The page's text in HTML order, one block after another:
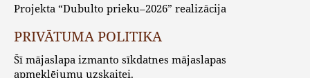
Projekta “Dubulto prieku–2026” realizācija
PRIVĀTUMA POLITIKA
Šī mājaslapa izmanto sīkdatnes mājaslapas
apmeklējumu uzskaitei.